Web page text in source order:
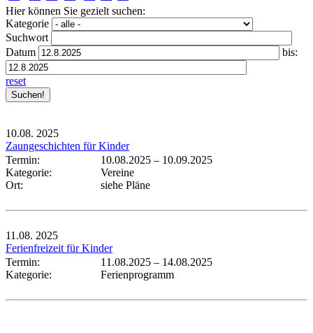
Hier können Sie gezielt suchen:
Kategorie
Suchwort
Datum
bis:
reset
10.08. 2025
Zaungeschichten für Kinder
Termin:
10.08.2025 – 10.09.2025
Kategorie:
Vereine
Ort:
siehe Pläne
11.08. 2025
Ferienfreizeit für Kinder
Termin:
11.08.2025 – 14.08.2025
Kategorie:
Ferienprogramm